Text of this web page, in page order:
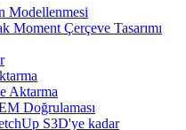
Modellenmesi
Moment Çerçeve Tasarımı
Aktarma
Doğrulaması
S3D'ye kadar